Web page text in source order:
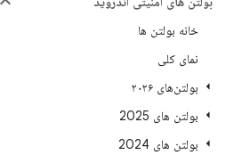
خانه بولتن ها
نمای کلی
بولتن‌های ۲۰۲۶
بولتن های 2025
بولتن های 2024